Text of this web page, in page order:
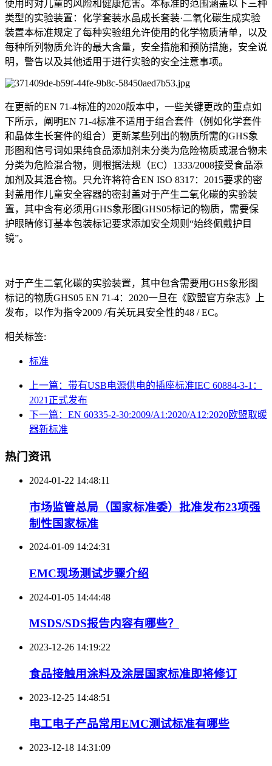
使用时对儿童的风险和健康危害。本标准的范围涵盖以下三种
类型的实验装置：化学套装水晶成长套装·二氧化碳生成实验
装置本标准规定了每种实验组允许使用的化学物质清单，以及
每种所列物质允许的最大含量，安全措施和预防措施，安全说
明，警告以及其他适用于进行实验的安全注意事项。
在更新的EN 71-4标准的2020版本中，一些关键更改的重点如
下所示，阐明EN 71-4标准不适用于组合套件（例如化学套件
和晶体生长套件的组合）更新某些列出的物质所需的GHS象
形图和信号词如果纯食品添加剂未分类为危险物质或混合物未
分类为危险混合物，则根据法规（EC）1333/2008接受食品添
加剂及其混合物。只允许将符合EN ISO 8317：2015要求的密
封盖用作儿童安全容器的密封盖对于产生二氧化碳的实验装
置，其中含有必须用GHS象形图GHS05标记的物质，需要保
护眼睛修订基本包装标记要求添加安全规则“始终佩戴护目
镜”。
对于产生二氧化碳的实验装置，其中包含需要用GHS象形图
标记的物质GHS05 EN 71-4：2020一旦在《欧盟官方杂志》上
发布，以作为指令2009 /有关玩具安全性的48 / EC。
相关标签:
标准
上一篇：带有USB电源供电的插座标准IEC 60884-3-1：
2021正式发布
下一篇：EN 60335-2-30:2009/A1:2020/A12:2020欧盟取暖
器新标准
热门资讯
2024-01-22 14:48:11
市场监管总局（国家标准委）批准发布23项强
制性国家标准
2024-01-09 14:24:31
EMC现场测试步骤介绍
2024-01-05 14:44:48
MSDS/SDS报告内容有哪些？
2023-12-26 14:19:22
食品接触用涂料及涂层国家标准即将修订
2023-12-25 14:48:51
电工电子产品常用EMC测试标准有哪些
2023-12-18 14:31:09